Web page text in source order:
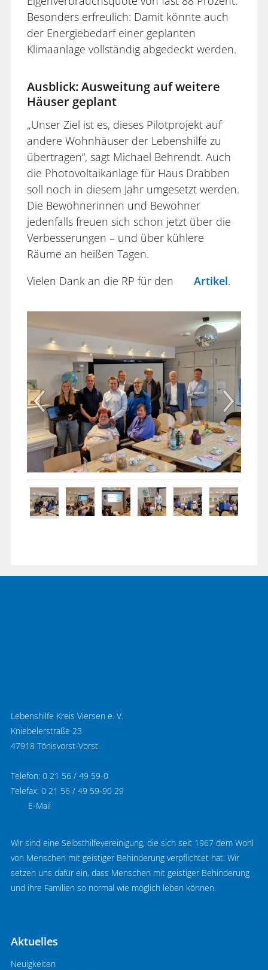
Besonders erfreulich: Damit könnte auch
der Energiebedarf einer geplanten
Klimaanlage vollständig abgedeckt werden.
Ausblick: Ausweitung auf weitere
Häuser geplant
„Unser Ziel ist es, dieses Pilotprojekt auf
andere Wohnhäuser der Lebenshilfe zu
übertragen“, sagt Michael Behrendt. Auch
die Photovoltaikanlage für Haus Drabben
soll noch in diesem Jahr umgesetzt werden.
Die Bewohnerinnen und Bewohner
jedenfalls freuen sich schon jetzt über die
Verbesserungen – und über kühlere
Räume an heißen Tagen.
Vielen Dank an die RP für den
Artikel.
Lebenshilfe Kreis Viersen e. V.
Kniebelerstraße 23
47918 Tönisvorst-Vorst
Telefon: 0 21 56 / 49 59-0
Telefax: 0 21 56 / 49 59-90 29
E-Mail
Wir sind eine Selbsthilfevereinigung, die sich seit 1967 dem Wohl
von Menschen mit geistiger Behinderung verpflichtet hat. Wir
setzen uns dafür ein, dass Menschen mit geistiger Behinderung
und ihre Familien so normal wie möglich leben können.
Aktuelles
Neuigkeiten